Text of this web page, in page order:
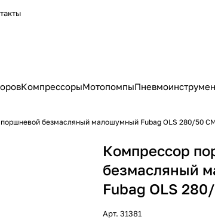
КомпрессорыМотопомпы
безмасляный малошумный Fubag OLS 280/50
Компрессор
безмасляный
Fubag OLS
Арт.31381